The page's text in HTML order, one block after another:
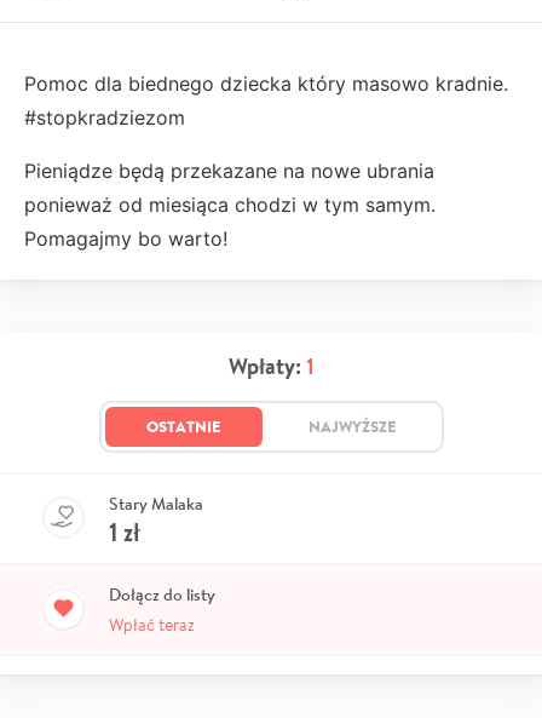
Pomoc dla biednego dziecka który masowo kradnie.
#stopkradziezom
Pieniądze będą przekazane na nowe ubrania
ponieważ od miesiąca chodzi w tym samym.
Pomagajmy bo warto!
Wpłaty: 1
OSTATNIE NAJWYŻSZE
Stary Malaka
1 zł
Dołącz do listy
Wpłać teraz